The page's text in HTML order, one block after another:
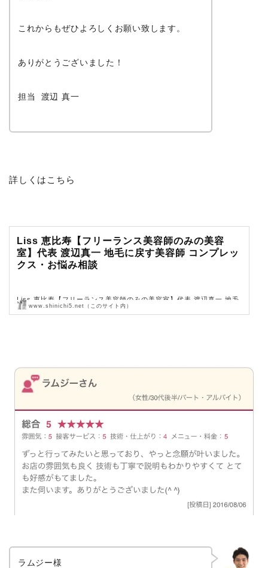
これからもぜひよろしくお願い致します。
ありがとうございました！
担当 渡辺 真一
詳しくはこちら
Liss 恵比寿【フリーランス美容師のみの美容
室】代表 渡辺真一 地毛に戻す美容師 コンプレッ
クス・お悩み相談
Liss 恵比寿【フリーランス美容師のみの美容室】代表 渡辺真一 地毛
に戻す美容師 コンプレックス・お悩み相談
www.shinichi5.net（このサイト内）
ラムジー様